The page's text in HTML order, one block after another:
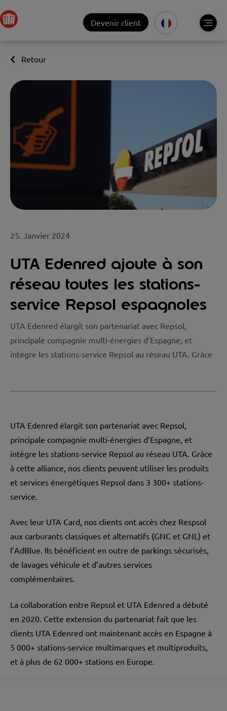
Devenir client
Retour
25. Janvier 2024
UTA Edenred ajoute à son
réseau toutes les stations-
service Repsol espagnoles
UTA Edenred élargit son partenariat avec Repsol,
principale compagnie multi-énergies d’Espagne, et
intègre les stations-service Repsol au réseau UTA. Grâce
UTA Edenred élargit son partenariat avec Repsol,
principale compagnie multi-énergies d’Espagne, et
intègre les stations-service Repsol au réseau UTA. Grâce
à cette alliance, nos clients peuvent utiliser les produits
et services énergétiques Repsol dans 3 300+ stations-
service.
Avec leur UTA Card, nos clients ont accès chez Respsol
aux carburants classiques et alternatifs (GNC et GNL) et
l’AdBlue. Ils bénéficient en outre de parkings sécurisés,
de lavages véhicule et d’autres services
complémentaires.
La collaboration entre Repsol et UTA Edenred a débuté
en 2020. Cette extension du partenariat fait que les
clients UTA Edenred ont maintenant accès en Espagne à
5 000+ stations-service multimarques et multiproduits,
et à plus de 62 000+ stations en Europe.